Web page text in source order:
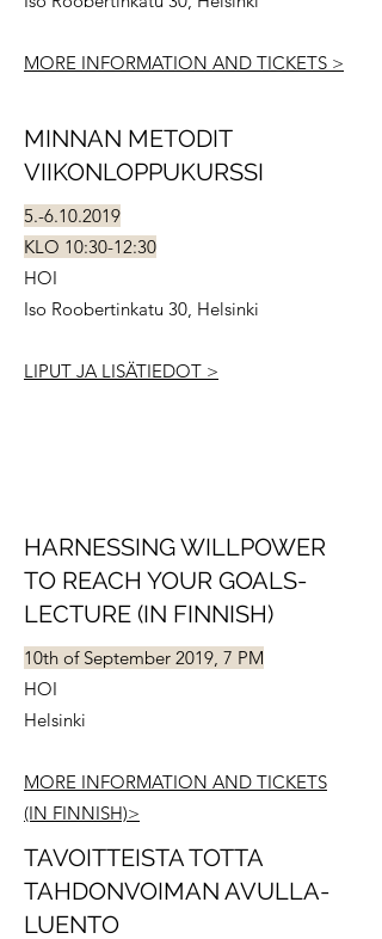
MORE INFORMATION AND TICKETS >
MINNAN METODIT
VIIKONLOPPUKURSSI
5.-6.10.2019
KLO 10:30-12:30
HOI
Iso Roobertinkatu 30, Helsinki
LIPUT JA LISÄTIEDOT >
HARNESSING WILLPOWER
TO REACH YOUR GOALS-
LECTURE (IN FINNISH)
10th of September 2019, 7 PM
HOI
Helsinki
MORE INFORMATION AND TICKETS
(IN FINNISH)>
TAVOITTEISTA TOTTA
TAHDONVOIMAN AVULLA-
LUENTO